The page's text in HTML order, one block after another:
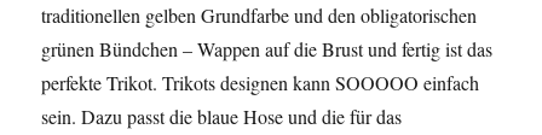
traditionellen gelben Grundfarbe und den obligatorischen
grünen Bündchen – Wappen auf die Brust und fertig ist das
perfekte Trikot. Trikots designen kann SOOOOO einfach
sein. Dazu passt die blaue Hose und die für das